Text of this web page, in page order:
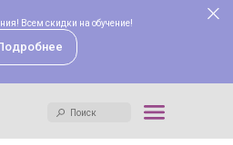
Всем скидки на обучение!
Поиск
Поиск